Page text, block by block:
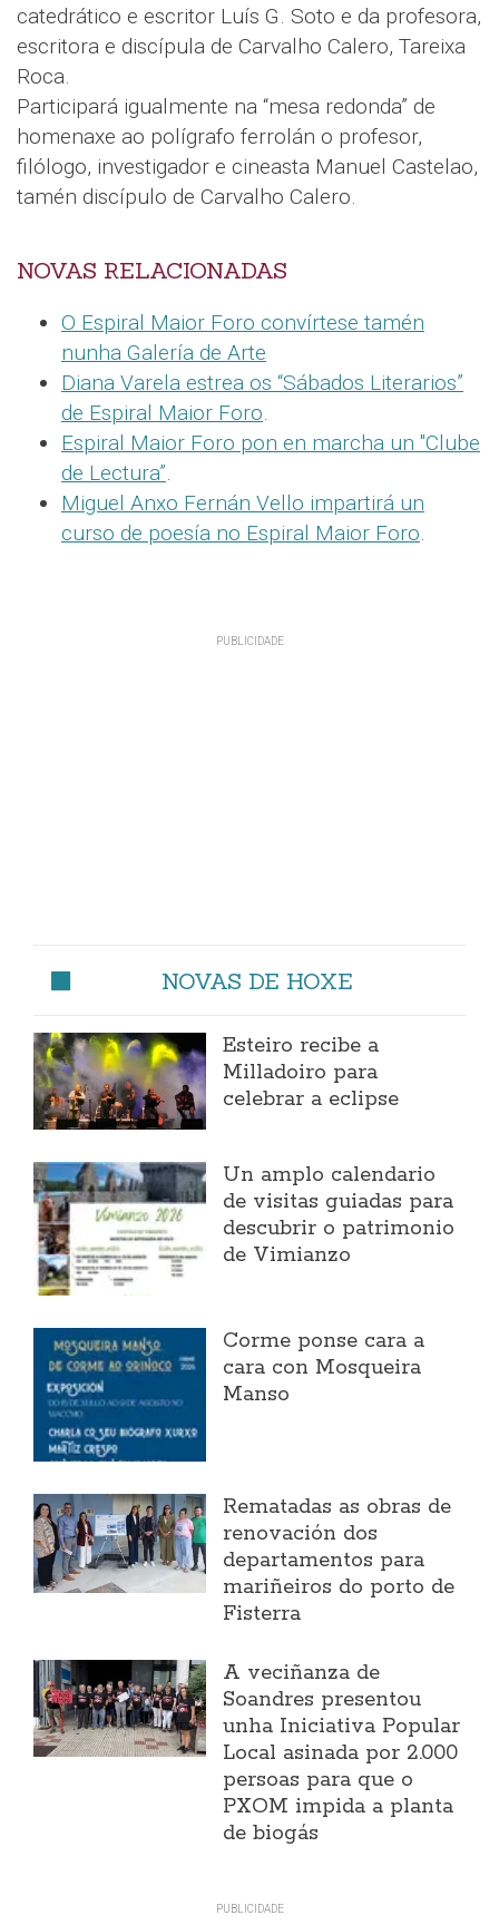
catedrático e escritor Luís G. Soto e da profesora,
escritora e discípula de Carvalho Calero, Tareixa
Roca.
Participará igualmente na “mesa redonda” de
homenaxe ao polígrafo ferrolán o profesor,
filólogo, investigador e cineasta Manuel Castelao,
tamén discípulo de Carvalho Calero.
NOVAS RELACIONADAS
O Espiral Maior Foro convírtese tamén
nunha Galería de Arte
Diana Varela estrea os “Sábados Literarios”
de Espiral Maior Foro.
Espiral Maior Foro pon en marcha un "Clube
de Lectura”.
Miguel Anxo Fernán Vello impartirá un
curso de poesía no Espiral Maior Foro.
NOVAS DE HOXE
Esteiro recibe a
Milladoiro para
celebrar a eclipse
Un amplo calendario
de visitas guiadas para
descubrir o patrimonio
de Vimianzo
Corme ponse cara a
cara con Mosqueira
Manso
Rematadas as obras de
renovación dos
departamentos para
mariñeiros do porto de
Fisterra
A veciñanza de
Soandres presentou
unha Iniciativa Popular
Local asinada por 2.000
persoas para que o
PXOM impida a planta
de biogás